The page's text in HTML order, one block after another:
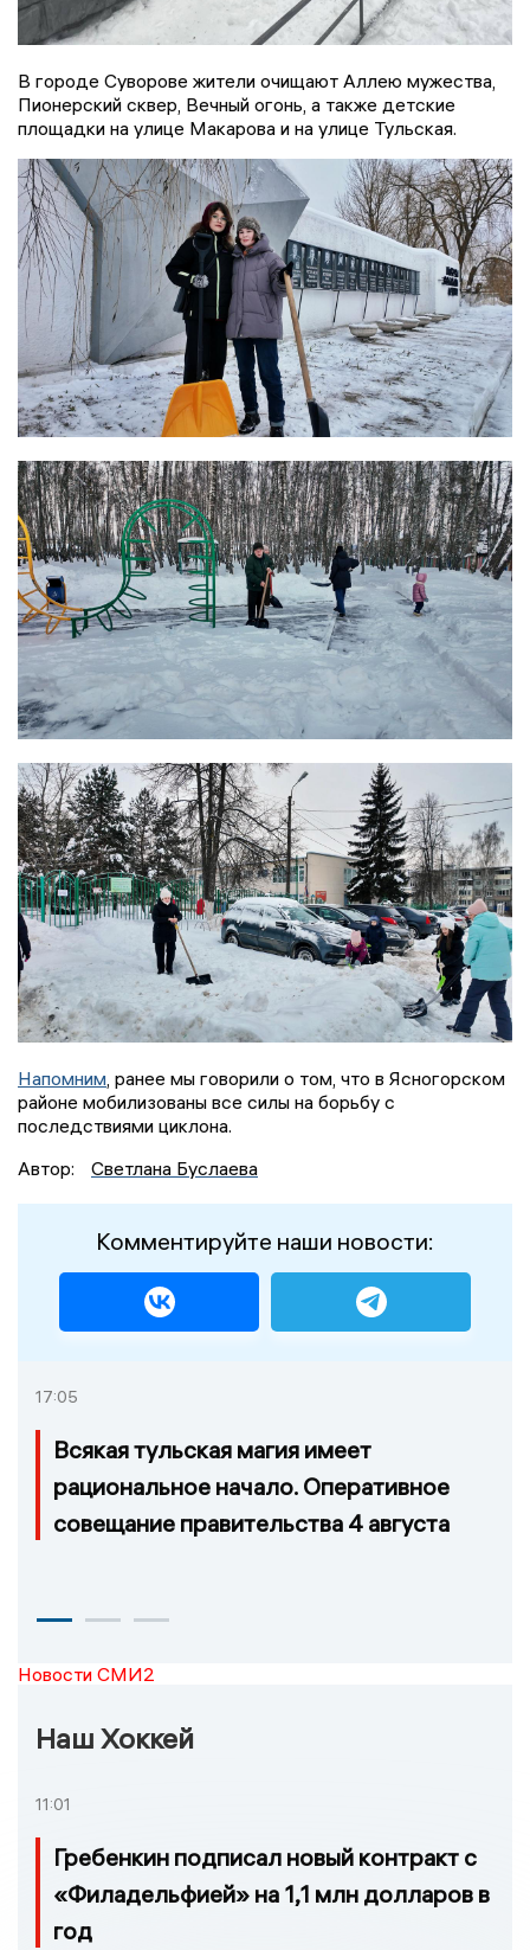
В городе Суворове жители очищают Аллею мужества,
Пионерский сквер, Вечный огонь, а также детские
площадки на улице Макарова и на улице Тульская.
Напомним , ранее мы говорили о том, что в Ясногорском
районе мобилизованы все силы на борьбу с
последствиями циклона.
Автор:
Светлана Буслаева
Комментируйте наши новости:
17:05
Всякая тульская магия имеет
рациональное начало. Оперативное
совещание правительства 4 августа
Новости СМИ2
Наш Хоккей
11:01
Гребенкин подписал новый контракт с
«Филадельфией» на 1,1 млн долларов в
год